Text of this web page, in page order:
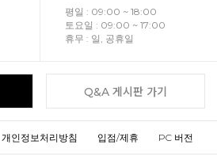
평일 : 09:00 ~ 18:00
토요일 : 09:00 ~ 17:00
휴무 : 일, 공휴일
Q&A 게시판 가기
개인정보처리방침 입점/제휴 PC 버전